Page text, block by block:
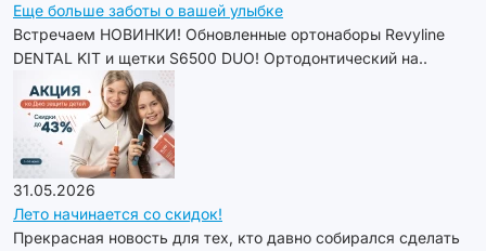
Еще больше заботы о вашей улыбке
Встречаем НОВИНКИ! Обновленные ортонаборы Revyline
DENTAL KIT и щетки S6500 DUO! Ортодонтический на..
31.05.2026
Лето начинается со скидок!
Прекрасная новость для тех, кто давно собирался сделать